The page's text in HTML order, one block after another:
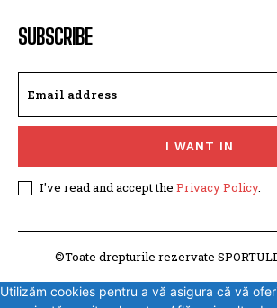
SUBSCRIBE
I WANT IN
I've read and accept the Privacy Policy.
©Toate drepturile rezervate
Utilizăm cookies pentru a vă asigura că vă